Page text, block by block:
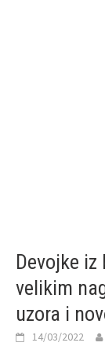
Devojke iz
velikim
uzora i
14/03/2022